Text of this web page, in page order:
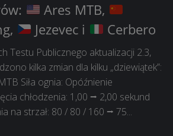
Ares MTB,
Jezevec i Cerbero
Testu Publicznego aktualizacji 2.3,
kilka zmian dla kilku „dziewiątek”:
Siła ognia: Opóźnienie
chłodzenia: 1,00 ⭢ 2,00 sekund
na strzał: 80 / 80 / 160 ⭢ 75...